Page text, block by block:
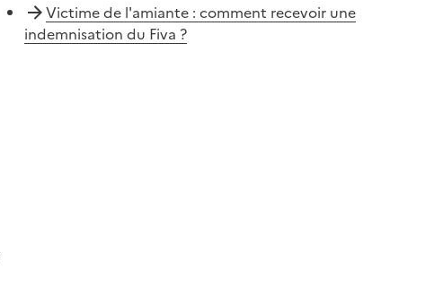
Victime de l'amiante : comment recevoir une
indemnisation du Fiva ?